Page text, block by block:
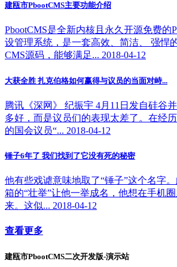
建瓯市PbootCMS主要功能介绍
PbootCMS是全新内核且永久开源免费的
设管理系统，是一套高效、简洁、 强悍
CMS源码，能够满足... 2018-04-12
大获全胜 扎克伯格如何赢得与议员的当面对峙...
腾讯《深网》 纪振宇 4月11日发自硅谷
多好，而是议员们的表现太差了。在经
的国会议员“... 2018-04-12
锤子6年了 我们找到了它没有死的秘密
他有些戏谑意味地取了“锤子”这个名字
箱的“壮举”让他一举成名，他想在手机
来。这似... 2018-04-12
查看更多
建瓯市PbootCMS二次开发版-演示站